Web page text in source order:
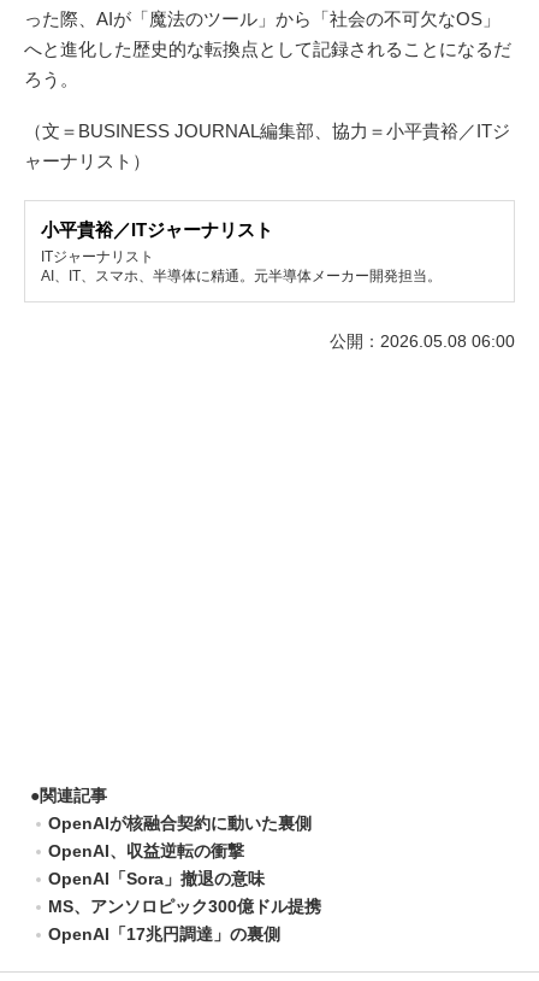
った際、AIが「魔法のツール」から「社会の不可欠なOS」
へと進化した歴史的な転換点として記録されることになるだ
ろう。
（文＝BUSINESS JOURNAL編集部、協力＝小平貴裕／ITジ
ャーナリスト）
小平貴裕／ITジャーナリスト
ITジャーナリスト
AI、IT、スマホ、半導体に精通。元半導体メーカー開発担当。
公開：2026.05.08 06:00
●関連記事
OpenAIが核融合契約に動いた裏側
OpenAI、収益逆転の衝撃
OpenAI「Sora」撤退の意味
MS、アンソロピック300億ドル提携
OpenAI「17兆円調達」の裏側